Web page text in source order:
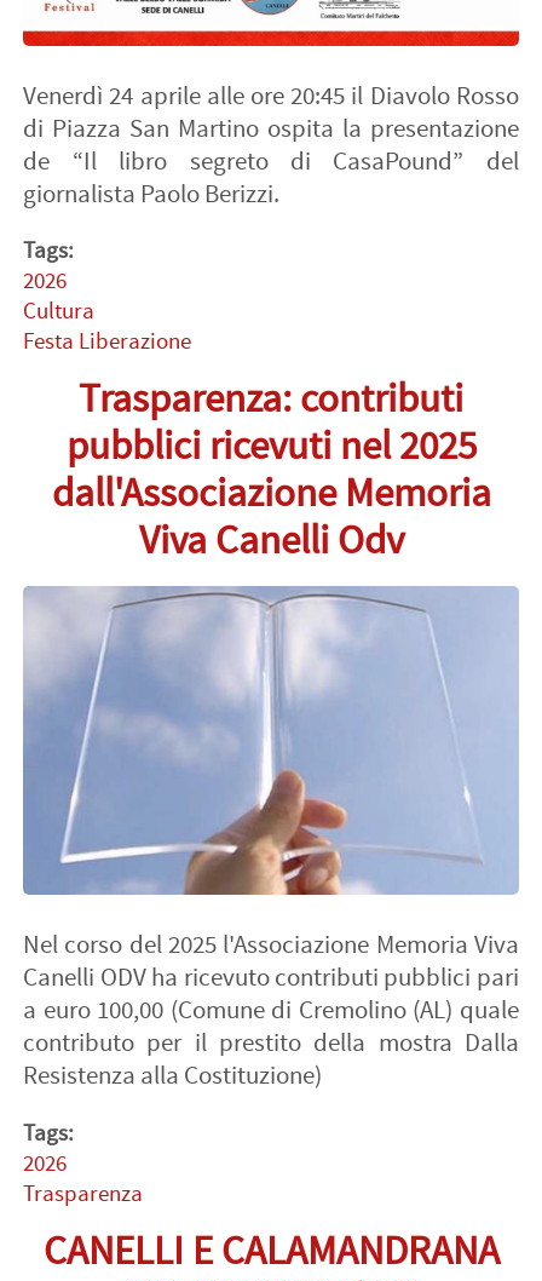
Venerdì 24 aprile alle ore 20:45 il Diavolo Rosso
di Piazza San Martino ospita la presentazione
de “Il libro segreto di CasaPound” del
giornalista Paolo Berizzi.
Tags:
2026
Cultura
Festa Liberazione
Trasparenza: contributi
pubblici ricevuti nel 2025
dall'Associazione Memoria
Viva Canelli Odv
Nel corso del 2025 l'Associazione Memoria Viva
Canelli ODV ha ricevuto contributi pubblici pari
a euro 100,00 (Comune di Cremolino (AL) quale
contributo per il prestito della mostra Dalla
Resistenza alla Costituzione)
Tags:
2026
Trasparenza
CANELLI E CALAMANDRANA